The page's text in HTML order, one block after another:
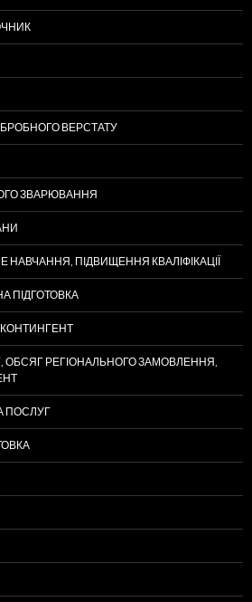
ВЕРСТАТУ
ЗВАРЮВАННЯ
НАВЧАННЯ, ПІДВИЩЕННЯ КВАЛІФІКАЦІЇ
ПІДГОТОВКА
ОБСЯГ РЕГІОНАЛЬНОГО ЗАМОВЛЕННЯ,
ПОСЛУГ